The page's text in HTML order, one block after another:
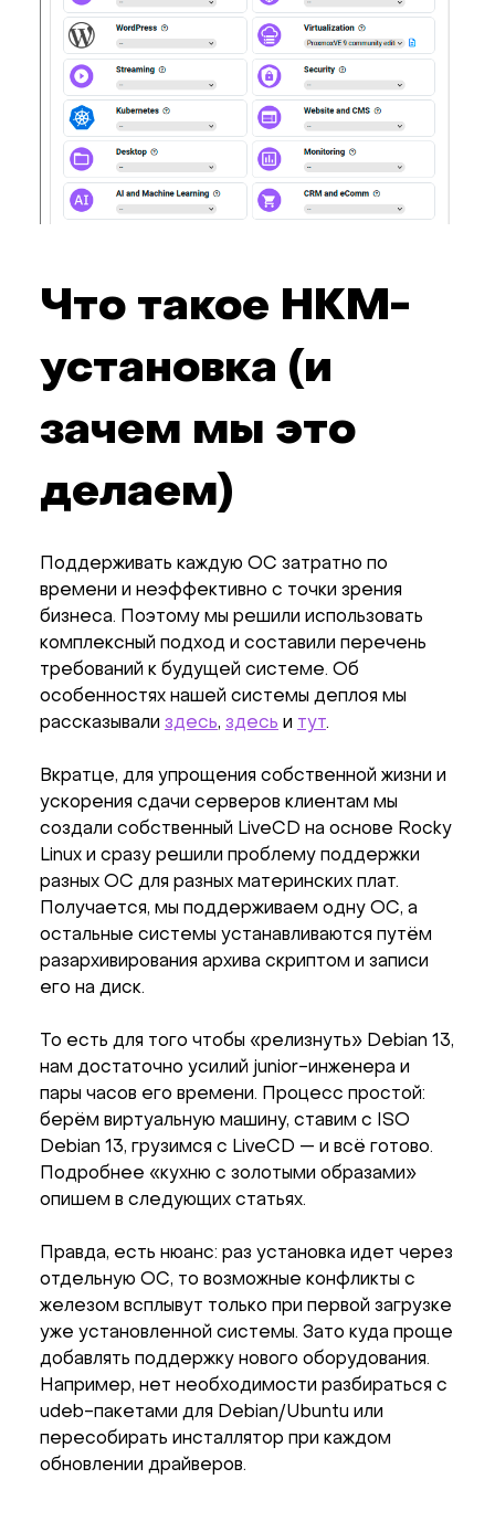
Что такое HKM-
установка (и
зачем мы это
делаем)
Поддерживать каждую ОС затратно по
времени и неэффективно с точки зрения
бизнеса. Поэтому мы решили использовать
комплексный подход и составили перечень
требований к будущей системе. Об
особенностях нашей системы деплоя мы
рассказывали здесь, здесь и тут.
Вкратце, для упрощения собственной жизни и
ускорения сдачи серверов клиентам мы
создали собственный LiveCD на основе Rocky
Linux и сразу решили проблему поддержки
разных ОС для разных материнских плат.
Получается, мы поддерживаем одну ОС, а
остальные системы устанавливаются путём
разархивирования архива скриптом и записи
его на диск.
То есть для того чтобы «релизнуть» Debian 13,
нам достаточно усилий junior-инженера и
пары часов его времени. Процесс простой:
берём виртуальную машину, ставим с ISO
Debian 13, грузимся с LiveCD — и всё готово.
Подробнее «кухню с золотыми образами»
опишем в следующих статьях.
Правда, есть нюанс: раз установка идет через
отдельную ОС, то возможные конфликты с
железом всплывут только при первой загрузке
уже установленной системы. Зато куда проще
добавлять поддержку нового оборудования.
Например, нет необходимости разбираться с
udeb-пакетами для Debian/Ubuntu или
пересобирать инсталлятор при каждом
обновлении драйверов.